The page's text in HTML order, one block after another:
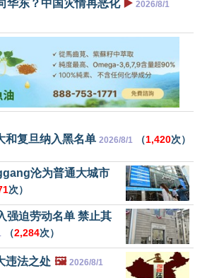
华东？中国灾情再恶化 ▶️ 2026/8/1
和复旦纳入黑名单 2026/8/1 （1,420次）
沦为普通大城市
次）
强迫劳动名单 禁止其
（2,284次）
违法之处 🖼️ 2026/8/1